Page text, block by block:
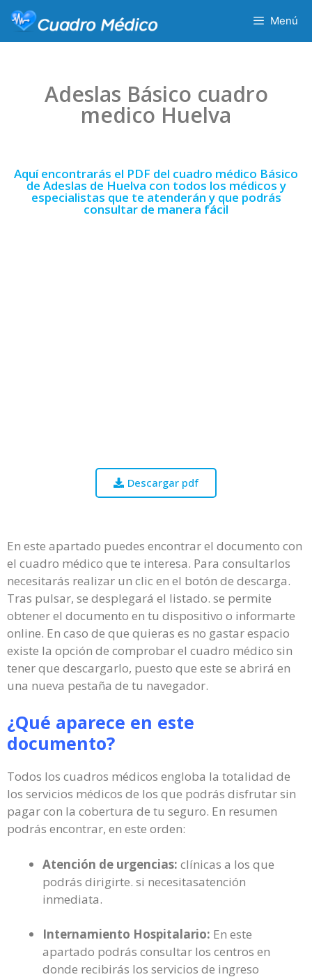
Menú
Adeslas Básico cuadro
medico Huelva
Aquí encontrarás el PDF del cuadro médico Básico
de Adeslas de Huelva con todos los médicos y
especialistas que te atenderán y que podrás
consultar de manera fácil
Descargar pdf
En este apartado puedes encontrar el documento con
el cuadro médico que te interesa. Para consultarlos
necesitarás realizar un clic en el botón de descarga.
Tras pulsar, se desplegará el listado. se permite
obtener el documento en tu dispositivo o informarte
online. En caso de que quieras es no gastar espacio
existe la opción de comprobar el cuadro médico sin
tener que descargarlo, puesto que este se abrirá en
una nueva pestaña de tu navegador.
¿Qué aparece en este
documento?
Todos los cuadros médicos engloba la totalidad de
los servicios médicos de los que podrás disfrutar sin
pagar con la cobertura de tu seguro. En resumen
podrás encontrar, en este orden:
Atención de urgencias: clínicas a los que
podrás dirigirte. si necesitasatención
inmediata.
Internamiento Hospitalario: En este
apartado podrás consultar los centros en
donde recibirás los servicios de ingreso